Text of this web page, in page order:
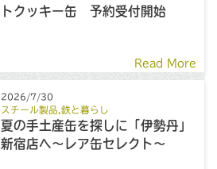
トクッキー缶 予約受付開始
Read More
2026/7/30
スチール製品,鉄と暮らし
夏の手土産缶を探しに「伊勢丹」
新宿店へ～レア缶セレクト～